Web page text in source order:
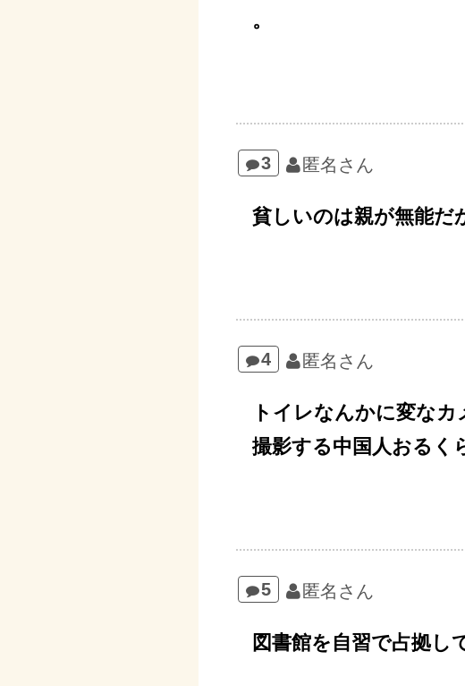
。
3 匿名さん
貧しいのは親が無能だ
4 匿名さん
トイレなんかに変な
撮影する中国人おるく
5 匿名さん
図書館を自習で占拠し